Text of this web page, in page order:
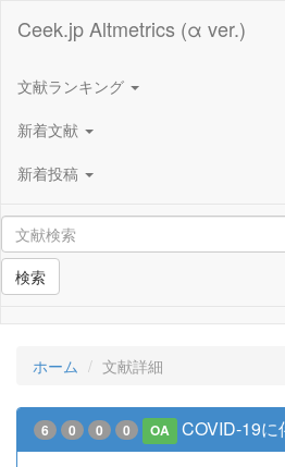
Ceek.jp Altmetrics (α ver.)
文献ランキング
新着文献
新着投稿
検索
ホーム 文献詳細
6 0 0 0 OA COVID-19